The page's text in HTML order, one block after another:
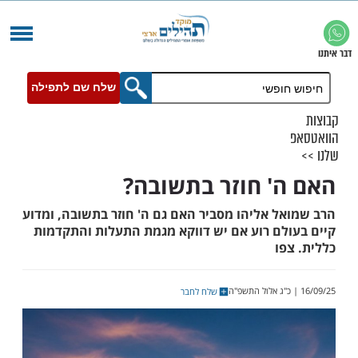
שלח שם לתפילה
חוזר בתשובה?
רוע אם יש דווקא מגמת התעלות והתקדמות